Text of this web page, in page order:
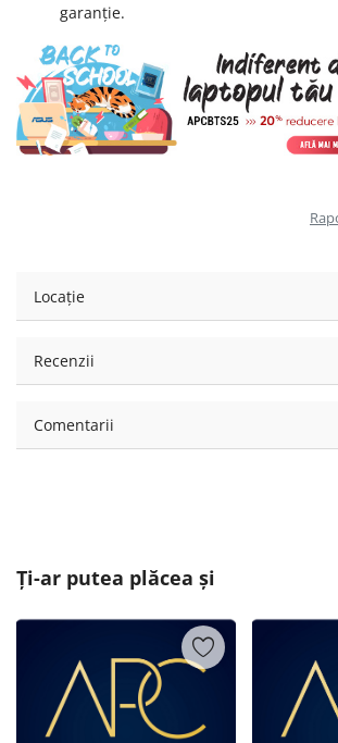
garanție.
Locație
Recenzii
Comentarii
Ți-ar putea plăcea și